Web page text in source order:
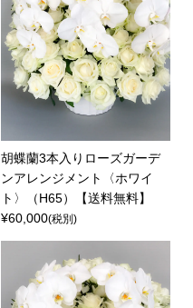
胡蝶蘭3本入りローズガーデ
ンアレンジメント〈ホワイ
ト〉（H65）【送料無料】
¥60,000(税別)